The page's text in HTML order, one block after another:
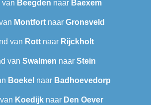
van Beegden naar Baexem
Montfortnaar Gronsveld
van Rottnaar Rijckholt
van Swalmen naar Stein
Boekel naar Badhoevedorp
Koedijk naar Den Oever